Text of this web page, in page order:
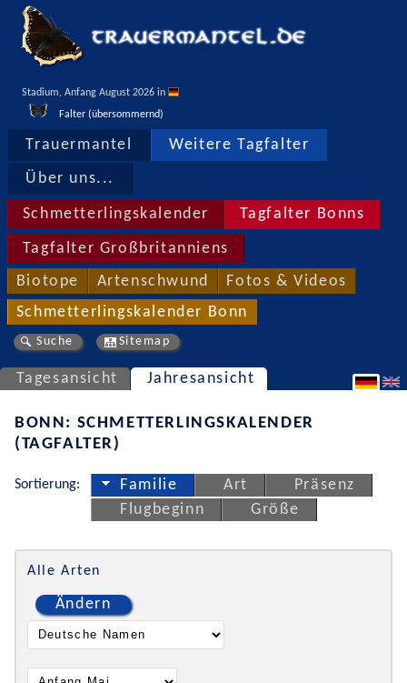
Stadium, Anfang August 2026 in
Falter (übersommernd)
Trauermantel Weitere Tagfalter
Über uns...
Schmetterlingskalender Tagfalter Bonns
Tagfalter Großbritanniens
Biotope Artenschwund Fotos & Videos
Schmetterlingskalender Bonn
Suche Sitemap
Tagesansicht Jahresansicht
BONN: SCHMETTERLINGSKALENDER
(TAGFALTER)
Sortierung: Familie Art
Präsenz
Flugbeginn
Größe
Alle Arten
Ändern